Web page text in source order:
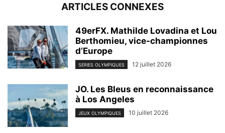
ARTICLES CONNEXES
49erFX. Mathilde Lovadina et Lou
Berthomieu, vice-championnes
d’Europe
SERIES OLYMPIQUES 12 juillet 2026
JO. Les Bleus en reconnaissance
à Los Angeles
JEUX OLYMPIQUES 10 juillet 2026